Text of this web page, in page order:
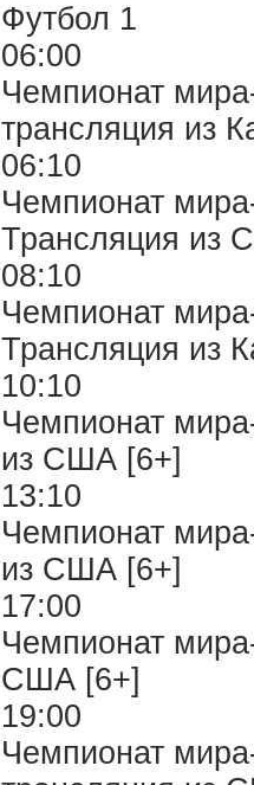
Футбол 1
06:00
Чемпионат
трансляция из
06:10
Чемпионат
Трансляция из
08:10
Чемпионат
Трансляция из
10:10
Чемпионат
из США [6+]
13:10
Чемпионат
из США [6+]
17:00
Чемпионат
США [6+]
19:00
Чемпионат